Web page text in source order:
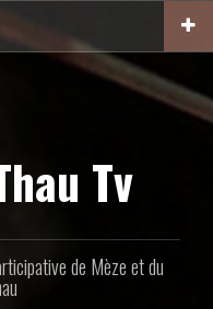
Tv
de Mèze et du